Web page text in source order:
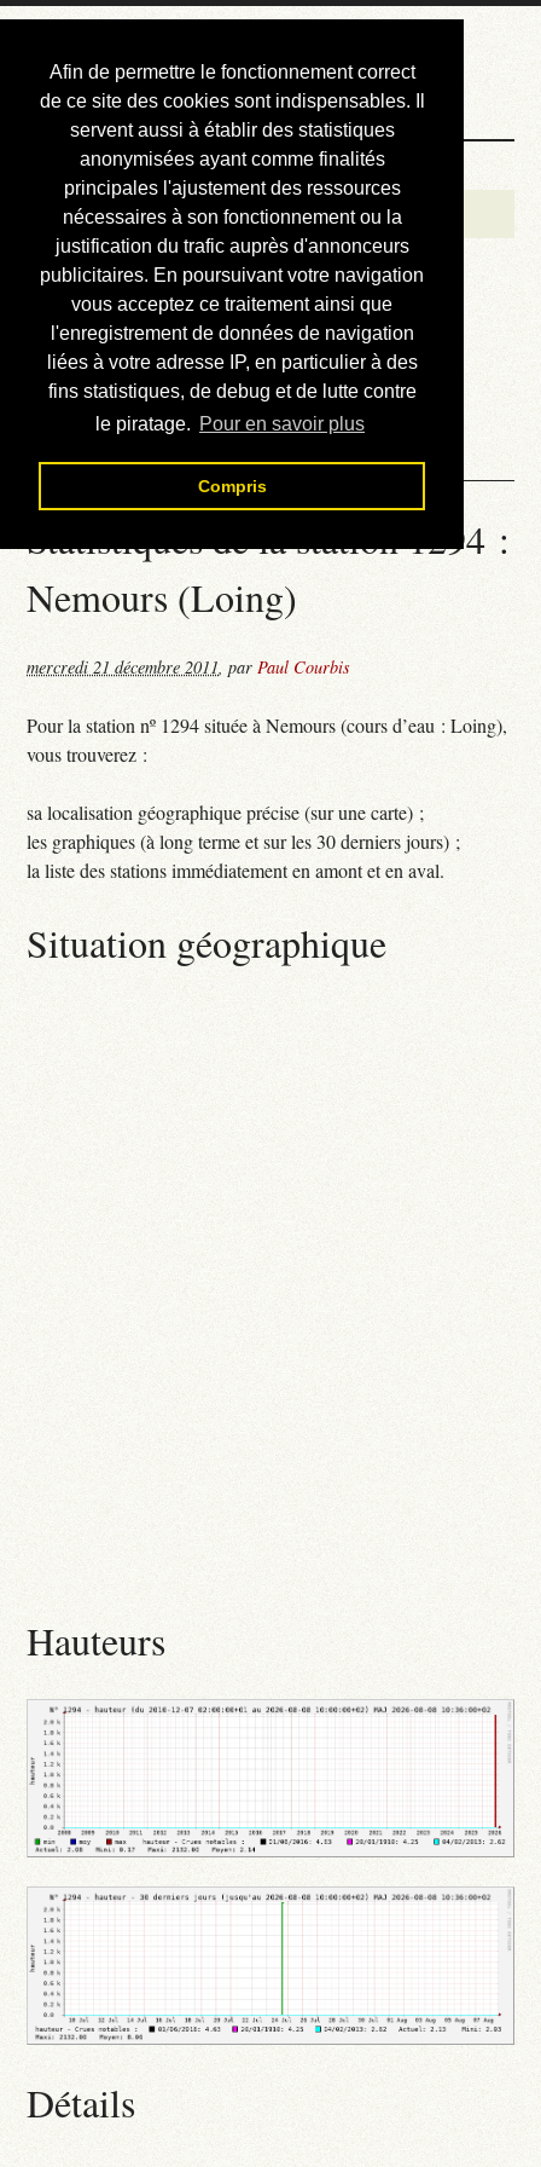
Afin de permettre le fonctionnement correct
de ce site des cookies sont indispensables. Il
servent aussi à établir des statistiques
anonymisées ayant comme finalités
principales l'ajustement des ressources
nécessaires à son fonctionnement ou la
justification du trafic auprès d'annonceurs
publicitaires. En poursuivant votre navigation
vous acceptez ce traitement ainsi que
l'enregistrement de données de navigation
liées à votre adresse IP, en particulier à des
fins statistiques, de debug et de lutte contre
le piratage. Pour en savoir plus
Compris
Courbis, « LE »
Blog Officiel
Bienvenue
Réalisations
Divers (et d’été)
Annonces
Liens externes
Téléchargement
Contact
Statistiques de la station 1294 :
Nemours (Loing)
mercredi 21 décembre 2011,parPaul Courbis
Pour la station nº 1294 située à Nemours (cours d’eau : Loing),
vous trouverez :
sa localisation géographique précise (sur une carte) ;
les graphiques (à long terme et sur les 30 derniers jours) ;
la liste des stations immédiatement en amont et en aval.
Situation géographique
Hauteurs
Détails